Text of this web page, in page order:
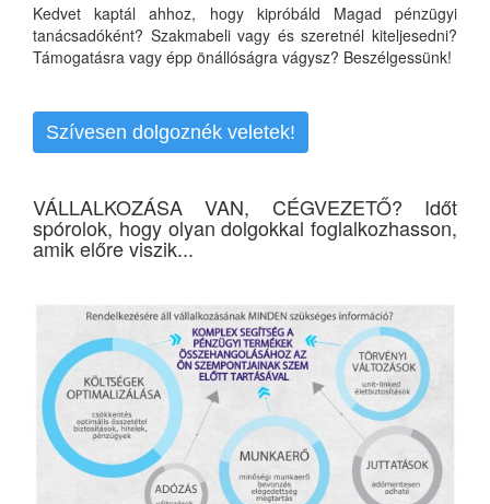
Kedvet kaptál ahhoz, hogy kipróbáld Magad pénzügyi
tanácsadóként? Szakmabeli vagy és szeretnél kiteljesedni?
Támogatásra vagy épp önállóságra vágysz? Beszélgessünk!
Szívesen dolgoznék veletek!
VÁLLALKOZÁSA VAN, CÉGVEZETŐ? Időt
spórolok, hogy olyan dolgokkal foglalkozhasson,
amik előre viszik...